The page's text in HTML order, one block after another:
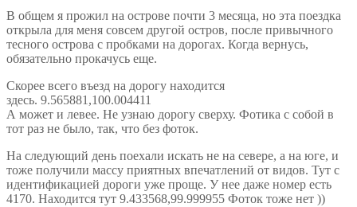
В общем я прожил на острове почти 3 месяца, но эта поездка
открыла для меня совсем другой остров, после привычного
тесного острова с пробками на дорогах. Когда вернусь,
обязательно прокачусь еще.
Скорее всего въезд на дорогу находится
здесь. 9.565881,100.004411
А может и левее. Не узнаю дорогу сверху. Фотика с собой в
тот раз не было, так, что без фоток.
На следующий день поехали искать не на севере, а на юге, и
тоже получили массу приятных впечатлений от видов. Тут с
идентификацией дороги уже проще. У нее даже номер есть
4170. Находится тут 9.433568,99.999955 Фоток тоже нет ))